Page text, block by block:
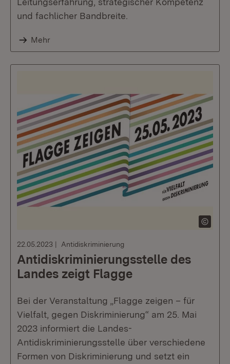
und fachlicher Bandbreite.
Mehr
22.05.2023 Antidiskriminierung
Antidiskriminierungsstelle des
Landes zeigt Flagge
Bei der Veranstaltung „Flagge zeigen – für
Vielfalt, gegen Diskriminierung“ am 25. Mai
2023 informiert die Landes-
Antidiskriminierungsstelle über verschiedene
Formen von Diskriminierung und setzt ein